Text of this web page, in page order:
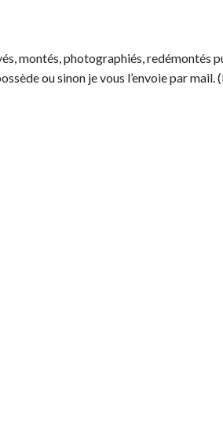
montés, photographiés, redémontés
ou sinon je vous l’envoie par